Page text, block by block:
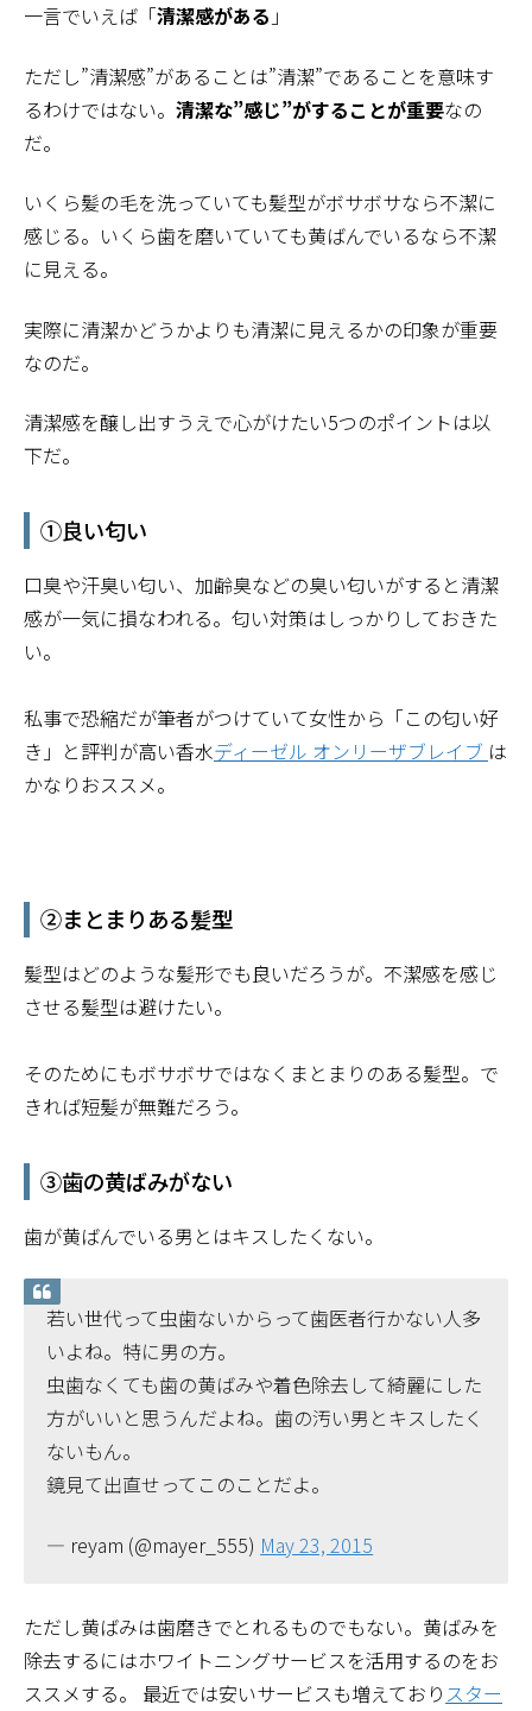
一言でいえば「清潔感がある 」
ただし”清潔感”があることは”清潔”であることを意味す
るわけではない。 清潔な”感じ”がすることが重要なの
だ。
いくら髪の毛を洗っていても髪型がボサボサなら不潔に
感じる。いくら歯を磨いていても黄ばんでいるなら不潔
に見える。
実際に清潔かどうかよりも清潔に見えるかの印象が重要
なのだ。
清潔感を醸し出すうえで心がけたい5つのポイントは以
下だ。
➀良い匂い
口臭や汗臭い匂い、加齢臭などの臭い匂いがすると清潔
感が一気に損なわれる。匂い対策はしっかりしておきた
い。
私事で恐縮だが筆者がつけていて女性から「この匂い好
き」と評判が高い香水ディーゼル オンリーザブレイブ は
かなりおススメ。
②まとまりある髪型
髪型はどのような髪形でも良いだろうが。不潔感を感じ
させる髪型は避けたい。
そのためにもボサボサではなくまとまりのある髪型。で
きれば短髪が無難だろう。
③歯の黄ばみがない
歯が黄ばんでいる男とはキスしたくない。
若い世代って虫歯ないからって歯医者行かない人多
いよね。特に男の方。
虫歯なくても歯の黄ばみや着色除去して綺麗にした
方がいいと思うんだよね。歯の汚い男とキスしたく
ないもん。
鏡見て出直せってこのことだよ。
— reyam (@mayer_555) May 23, 2015
ただし黄ばみは歯磨きでとれるものでもない。黄ばみを
除去するにはホワイトニングサービスを活用するのをお
ススメする。 最近では安いサービスも増えており スター